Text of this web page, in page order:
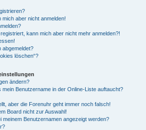
aber nicht anmelden!
kann mich aber nicht mehr anmelden?!
abgemeldet?
löschen“?
ändern?
Benutzername in der Online-Liste auftaucht?
aber die Forenuhr geht immer noch falsch!
Board nicht zur Auswahl!
meinem Benutzernamen angezeigt werden?